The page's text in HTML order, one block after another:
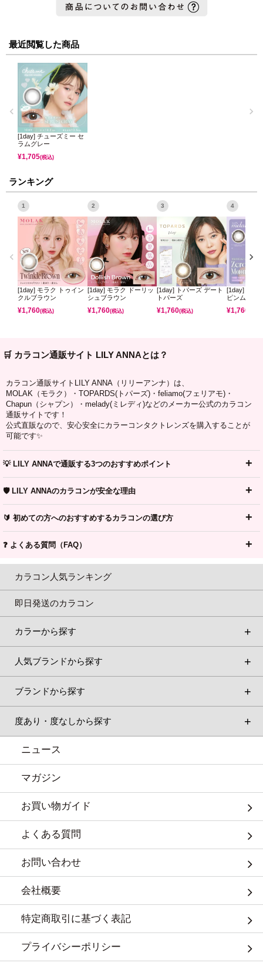
最近閲覧した商品
[1day] チューズミー セ
ラムグレー
¥1,705(税込)
ランキング
1
[1day] モラク トゥイン
クルブラウン
¥1,760(税込)
2
[1day] モラク ドーリッ
シュブラウン
¥1,760(税込)
3
[1day] トパーズ デート
トパーズ
¥1,760(税込)
4
[1day] ミレ
ピンムーン
¥1,760
🛒 カラコン通販サイト LILY ANNAとは？
カラコン通販サイトLILY ANNA（リリーアンナ）は、
MOLAK（モラク）・TOPARDS(トパーズ)・feliamo(フェリアモ)・
Chapun（シャプン）・melady(ミレディ)などのメーカー公式のカラコン
通販サイトです！
公式直販なので、安心安全にカラーコンタクトレンズを購入することが
可能です✨
💡 LILY ANNAで通販する3つのおすすめポイント
🛡️ LILY ANNAのカラコンが安全な理由
🔰 初めての方へのおすすめするカラコンの選び方
❓ よくある質問（FAQ）
カラコン人気ランキング
即日発送のカラコン
カラーから探す
人気ブランドから探す
ブランドから探す
度あり・度なしから探す
ニュース
マガジン
お買い物ガイド
よくある質問
お問い合わせ
会社概要
特定商取引に基づく表記
プライバシーポリシー